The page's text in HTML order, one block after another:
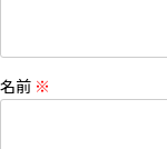
名前 ※